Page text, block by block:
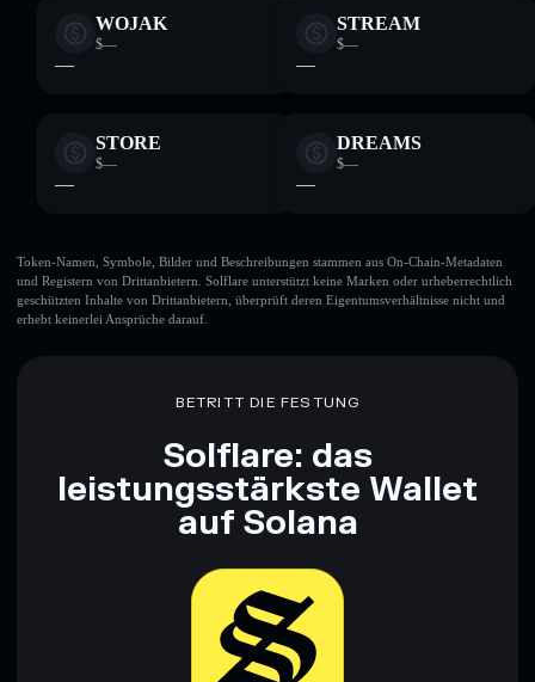
WOJAK
$—
—
STREAM
$—
—
STORE
$—
—
DREAMS
$—
—
Token-Namen, Symbole, Bilder und Beschreibungen stammen aus On-Chain-Metadaten
und Registern von Drittanbietern. Solflare unterstützt keine Marken oder urheberrechtlich
geschützten Inhalte von Drittanbietern, überprüft deren Eigentumsverhältnisse nicht und
erhebt keinerlei Ansprüche darauf.
BETRITT DIE FESTUNG
Solflare: das
leistungsstärkste Wallet
auf Solana